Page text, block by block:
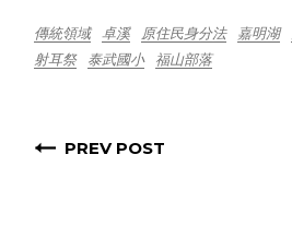
傳統領域 卓溪 原住民身分法 嘉明湖
射耳祭
泰武國小 福山部落
PREV POST